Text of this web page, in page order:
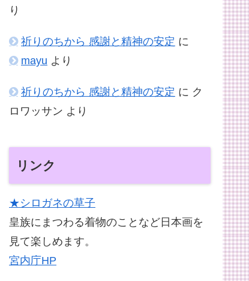
り
祈りのちから 感謝と精神の安定 に
mayu より
祈りのちから 感謝と精神の安定 に ク
ロワッサン より
リンク
★シロガネの草子
皇族にまつわる着物のことなど日本画を
見て楽しめます。
宮内庁HP